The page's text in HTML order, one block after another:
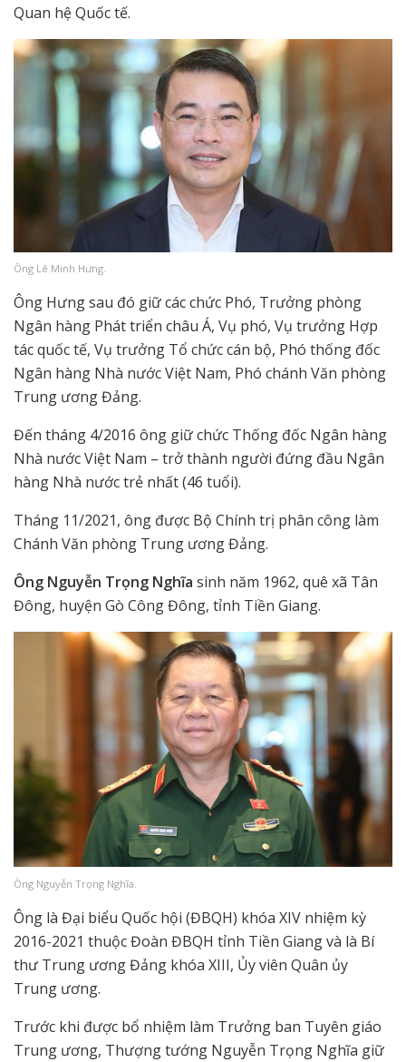
Quan hệ Quốc tế.
Ông Lê Minh Hưng.
Ông Hưng sau đó giữ các chức Phó, Trưởng phòng
Ngân hàng Phát triển châu Á, Vụ phó, Vụ trưởng Hợp
tác quốc tế, Vụ trưởng Tổ chức cán bộ, Phó thống đốc
Ngân hàng Nhà nước Việt Nam, Phó chánh Văn phòng
Trung ương Đảng.
Đến tháng 4/2016 ông giữ chức Thống đốc Ngân hàng
Nhà nước Việt Nam – trở thành người đứng đầu Ngân
hàng Nhà nước trẻ nhất (46 tuổi).
Tháng 11/2021, ông được Bộ Chính trị phân công làm
Chánh Văn phòng Trung ương Đảng.
Ông Nguyễn Trọng Nghĩa sinh năm 1962, quê xã Tân
Đông, huyện Gò Công Đông, tỉnh Tiền Giang.
Ông Nguyễn Trọng Nghĩa.
Ông là Đại biểu Quốc hội (ĐBQH) khóa XIV nhiệm kỳ
2016-2021 thuộc Đoàn ĐBQH tỉnh Tiền Giang và là Bí
thư Trung ương Đảng khóa XIII, Ủy viên Quân ủy
Trung ương.
Trước khi được bổ nhiệm làm Trưởng ban Tuyên giáo
Trung ương, Thượng tướng Nguyễn Trọng Nghĩa giữ